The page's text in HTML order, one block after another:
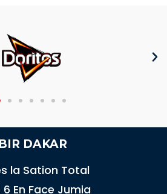
DAKAR
la Sation Total
En Face Jumia